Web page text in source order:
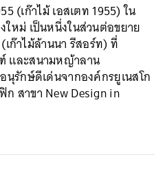
(เก๊าไม้ เอสเตท 1955) ใน
หม่ เป็นหนึ่งในส่วนต่อขยาย
เก๊าไม้ล้านนา รีสอร์ท) ที่
และสนามหญ้าลาน
นุรักษ์ดีเด่นจากองค์กรยูเนสโก
สาขา New Design in